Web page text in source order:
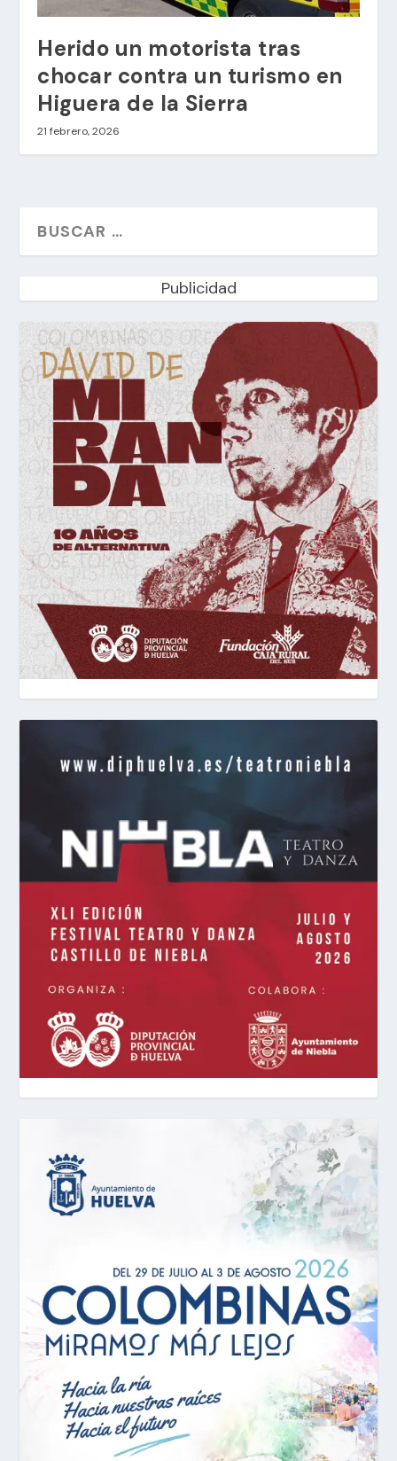
Herido un motorista tras
chocar contra un turismo en
Higuera de la Sierra
21 febrero, 2026
Publicidad